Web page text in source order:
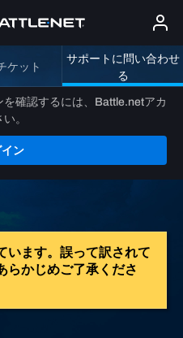
ケット
サポートに問い合わせ
る
確認するには、Battle.netアカ
。
ン
います。誤って訳されて
らかじめご了承くださ